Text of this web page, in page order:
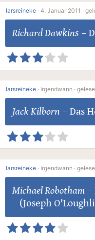
larsreineke · 4. Januar 2011 ·
Richard Dawkins –
larsreineke · Irgendwann ·
Jack Kilborn – Das
larsreineke · Irgendwann ·
Michael Robotham–
(Joseph